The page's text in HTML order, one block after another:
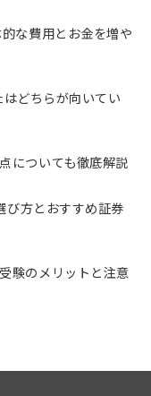
な費用とお金を増や
どちらが向いてい
についても徹底解説
び方とおすすめ証券
験のメリットと注意